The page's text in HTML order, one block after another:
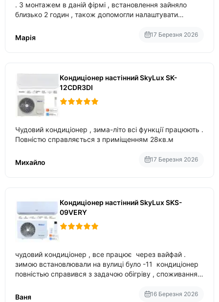
. З монтажем в даній фірмі , встановлення зайняло
близько 2 годин , також допомогли налаштувати
Марія
17 Березня 2026
Кондиціонер настінний SkyLux SK-
12CDR3DI
Чудовий кондиціонер , зима-літо всі функції працюють .
Повністю справляється з приміщенням 28кв.м
Михайло 17 Березня 2026
Кондиціонер настінний SkyLux SKS-
09VERY
чудовий кондиціонер , все працює через вайфай .
зимою встановлювали на вулиці було -11 кондиціонер
повністью справився з задачою обігріву , споживання
температури
Ваня 16 Березня 2026